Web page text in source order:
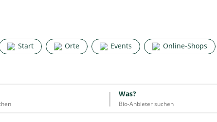
Start Orte Events Online-Shops
Was?
Start Orte Events Online-Shops
Was?